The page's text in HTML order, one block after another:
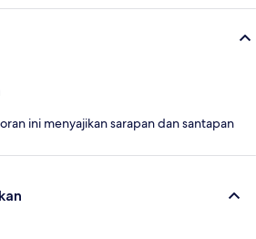
ini menyajikan sarapan dan santapan